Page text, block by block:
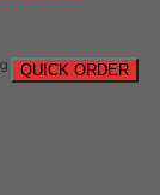
QUICK ORDER